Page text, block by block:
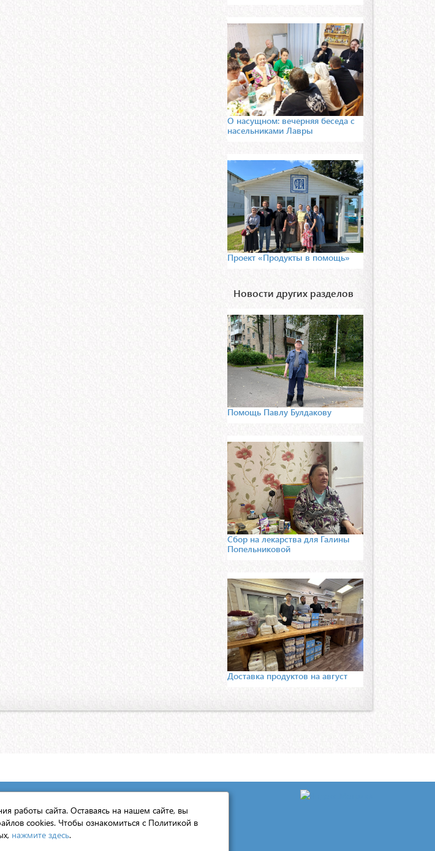
О насущном: вечерняя беседа с
насельниками Лавры
Проект «Продукты в помощь»
Новости других разделов
Помощь Павлу Булдакову
Сбор на лекарства для Галины
Попельниковой
Доставка продуктов на август
работы сайта. Оставаясь на нашем сайте, вы
cookies. Чтобы ознакомиться с Политикой в
нажмите здесь.